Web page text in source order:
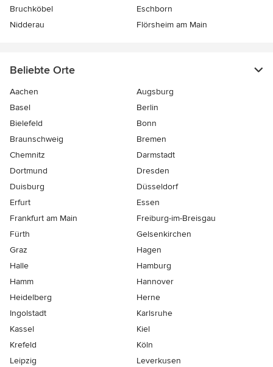
Bruchköbel
Eschborn
Nidderau
Flörsheim am Main
Beliebte Orte
Aachen
Augsburg
Basel
Berlin
Bielefeld
Bonn
Braunschweig
Bremen
Chemnitz
Darmstadt
Dortmund
Dresden
Duisburg
Düsseldorf
Erfurt
Essen
Frankfurt am Main
Freiburg-im-Breisgau
Fürth
Gelsenkirchen
Graz
Hagen
Halle
Hamburg
Hamm
Hannover
Heidelberg
Herne
Ingolstadt
Karlsruhe
Kassel
Kiel
Krefeld
Köln
Leipzig
Leverkusen